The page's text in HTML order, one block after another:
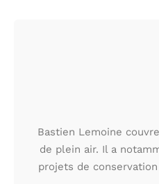
Bastien Lemoine
de plein air. Il a
projets de